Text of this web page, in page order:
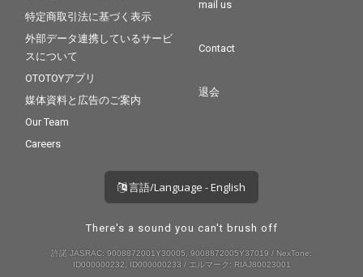
特定商取引法に基づく表示
外部データ連携しているサービ
スについて
OTOTOYアプリ
媒体資料と広告のご案内
Our Team
Careers
mail us
Contact
退会
言語/Language - English
There's a sound you can't brush off
許諾 JASRAC: 9008872001Y30005, 9008872005Y37019 / NexTone:
ID000000232, ID000000233 / エルマーク: RIAJ80023001